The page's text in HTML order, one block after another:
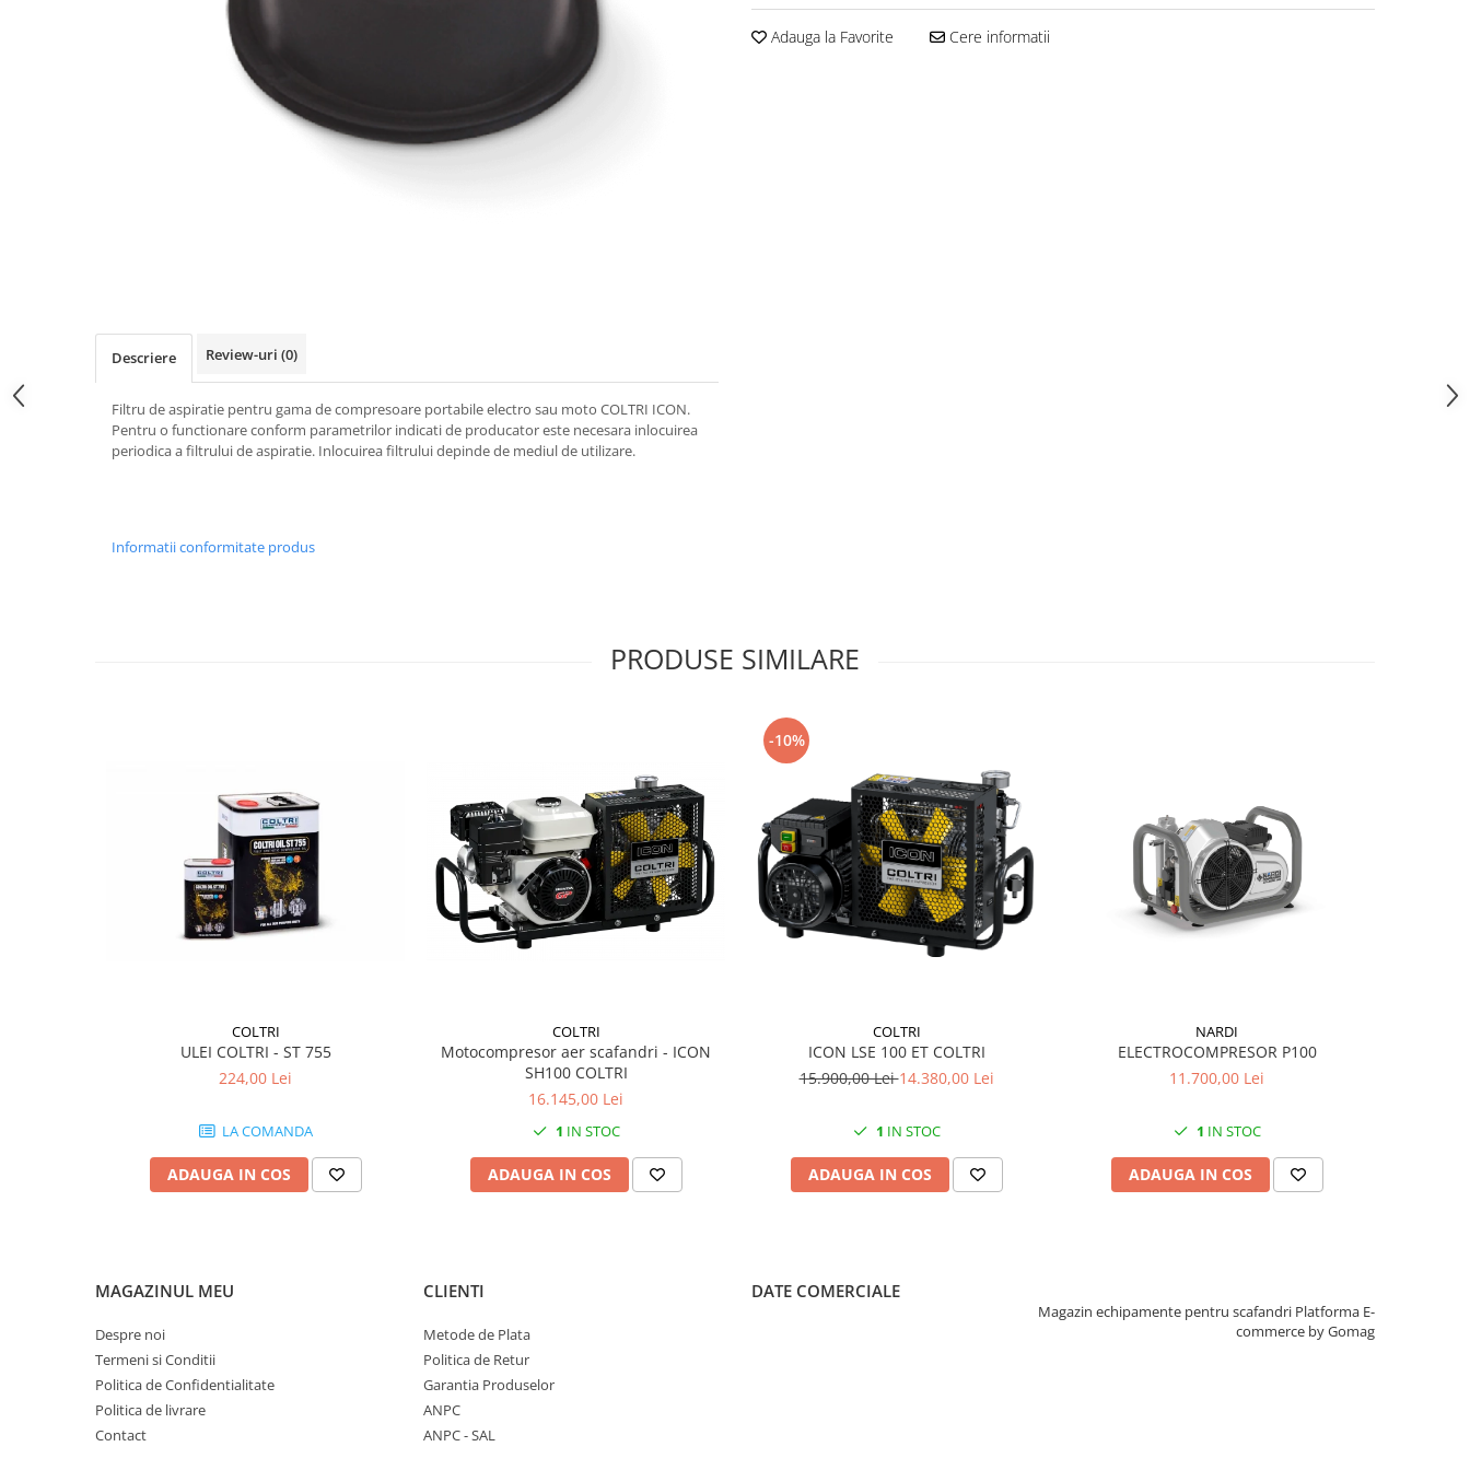
Adauga la Favorite Cere informatii
Descriere Review-uri (0)
Filtru de aspiratie pentru gama de compresoare portabile electro sau moto COLTRI ICON.
Pentru o functionare conform parametrilor indicati de producator este necesara inlocuirea
periodica a filtrului de aspiratie. Inlocuirea filtrului depinde de mediul de utilizare.
Informatii conformitate produs
PRODUSE SIMILARE
COLTRI
ULEI COLTRI - ST 755
224,00 Lei
LA COMANDA
ADAUGA IN COS
COLTRI
Motocompresor aer scafandri - ICON
SH100 COLTRI
16.145,00 Lei
1 IN STOC
ADAUGA IN COS
-10%
COLTRI
ICON LSE 100 ET COLTRI
15.900,00 Lei14.380,00 Lei
1 IN STOC
ADAUGA IN COS
NARDI
ELECTROCOMPRESOR P100
11.700,00 Lei
1 IN STOC
ADAUGA IN COS
MAGAZINUL MEU
Despre noi
Termeni si Conditii
Politica de Confidentialitate
Politica de livrare
Contact
CLIENTI
Metode de Plata
Politica de Retur
Garantia Produselor
ANPC
ANPC - SAL
DATE COMERCIALE
Magazin echipamente pentru scafandri Platforma E-
commerce by Gomag